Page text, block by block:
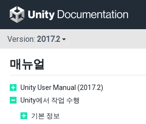
Version: 2017.2
매뉴얼
Unity User Manual (2017.2)
Unity에서 작업 수행
기본 정보